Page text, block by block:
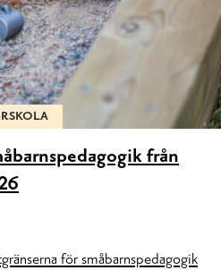
från
för småbarnspedagogik